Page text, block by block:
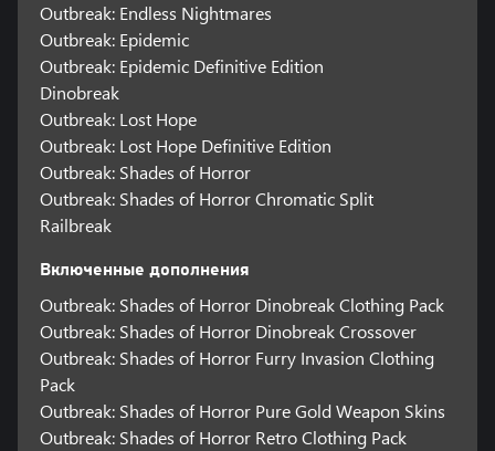
Outbreak: Endless Nightmares
Outbreak: Epidemic
Outbreak: Epidemic Definitive Edition
Dinobreak
Outbreak: Lost Hope
Outbreak: Lost Hope Definitive Edition
Outbreak: Shades of Horror
Outbreak: Shades of Horror Chromatic Split
Railbreak
Включенные дополнения
Outbreak: Shades of Horror Dinobreak Clothing Pack
Outbreak: Shades of Horror Dinobreak Crossover
Outbreak: Shades of Horror Furry Invasion Clothing
Pack
Outbreak: Shades of Horror Pure Gold Weapon Skins
Outbreak: Shades of Horror Retro Clothing Pack